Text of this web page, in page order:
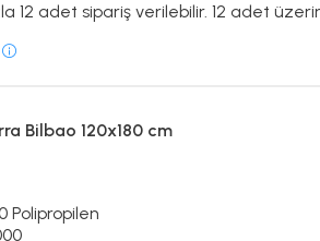
12 adet sipariş verilebilir. 12 adet
Bilbao 120x180 cm
Polipropilen